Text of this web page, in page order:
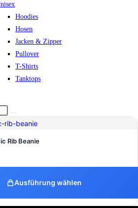
Hoodies
Hosen
Jacken & Zipper
Pullover
T-Shirts
Tanktops
Rib Beanie
Ausführung wählen